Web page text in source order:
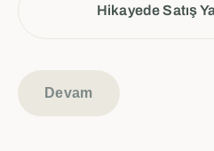
Hikayede Satış
Devam